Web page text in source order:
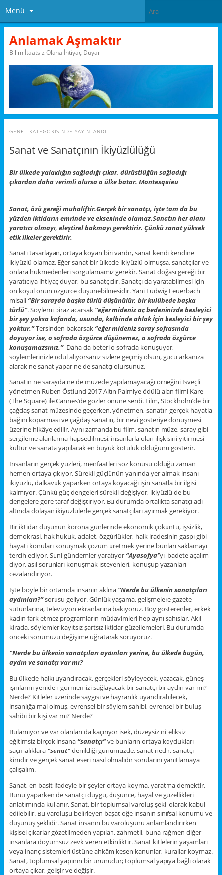
Menü
Anlamak Aşmaktır
Bilim İtaatsiz Olana İhtiyaç Duyar
GENEL KATEGORISINDE YAYINLANDI
Sanat ve Sanatçının İkiyüzlülüğü
Bir ülkede yalaklığın sağladığı çıkar, dürüstlüğün sağladığı
çıkardan daha verimli olursa o ülke batar. Montesquieu
Sanat, özü gereği muhaliftir.Gerçek bir sanatçı, işte tam da bu
yüzden iktidarın emrinde ve ekseninde olamaz.Sanatın her alanı
yaratıcı olmayı, eleştirel bakmayı gerektirir. Çünkü sanat yüksek
etik ilkeler gerektirir.
Sanatı tasarlayan, ortaya koyan biri vardır, sanat kendi kendine
ikiyüzlü olamaz. Eğer sanat bir ülkede ikiyüzlü olmuşsa, sanatçılar ve
onlara hükmedenleri sorgulamamız gerekir. Sanat doğası gereği bir
yaratıcıya ihtiyaç duyar, bu sanatçıdır. Sanatçı da yaratabilmesi için
ön koşul onun özgürce düşünebilmesidir. Yani Ludwig Feuerbach
misali ‘’Bir sarayda başka türlü düşünülür, bir kulübede başka
türlü’’. Söylemi biraz açarsak ‘’eğer mideniz aç bedeninizde besleyici
bir şey yoksa kafanda, usunda, kalbinde ahlak İçin besleyici bir şey
yoktur.”Tersinden bakarsak ‘’eğer mideniz saray sofrasında
doyuyor ise, o sofrada özgürce düşünemez, o sofrada özgürce
konuşamazsınız.’’Daha da beteri o sofrada konuşuyor,
söylemlerinizle ödül alıyorsanız sizlere geçmiş olsun, gücü arkanıza
alarak ne sanat yapar ne de sanatçı olursunuz.
Sanatın ne sarayda ne de müzede yapılamayacağı örneğini İsveçli
yönetmen Ruben Östlund 2017 Altın Palmiye ödülü alan filmi Kare
(The Square) ile Cannes’de gözler önüne serdi. Film, Stockholm’de bir
çağdaş sanat müzesinde geçerken, yönetmen, sanatın gerçek hayatla
bağını koparması ve çağdaş sanatın, bir nevi gösteriye dönüşmesi
üzerine hikâye edilir. Aynı zamanda bu film, sanatın müze, saray gibi
sergileme alanlarına hapsedilmesi, insanlarla olan ilişkisini yitirmesi
kültür ve sanata yapılacak en büyük kötülük olduğunu gösterir.
İnsanların gerçek yüzleri, menfaatleri söz konusu olduğu zaman
hemen ortaya çıkıyor. Sürekli güçlünün yanında yer aImak insanı
ikiyüzlü, dalkavuk yaparken ortaya koyacağı işin sanatla bir ilgisi
kalmıyor. Çünkü güç dengeleri sürekli değişiyor, ikiyüzlü de bu
dengelere göre taraf değiştiriyor. Bu durumda ortalıkta sanatçı adı
altında dolaşan ikiyüzlülerle gerçek sanatçıları ayırmak gerekiyor.
Bir iktidar düşünün korona günlerinde ekonomik çöküntü, işsizlik,
demokrasi, hak hukuk, adalet, özgürlükler, halk iradesinin gaspı gibi
hayati konuları konuşmak çözüm üretmek yerine bunları saklamayı
tercih ediyor. Suni gündemler yaratıyor ‘’Ayasofya’’yı ibadete açalım
diyor, asıl sorunları konuşmak isteyenleri, konuşup yazanları
cezalandırıyor.
İşte böyle bir ortamda insanın aklına “Nerde bu ülkenin sanatçıları
aydınları?”sorusu geliyor. Günlük yaşama, gelişmelere gazete
sütunlarına, televizyon ekranlarına bakıyoruz. Boy gösterenler, erkek
kadın fark etmez programların müdavimleri hep aynı şahıslar. Akıl
kirada, söylemler kayıtsız şartsız iktidar güzellemeleri. Bu durumda
önceki sorumuzu değişime uğratarak soruyoruz.
“Nerde bu ülkenin sanatçıları aydınları yerine, bu ülkede bugün,
aydın ve sanatçı var mı?
Bu ülkede halkı uyandıracak, gerçekleri söyleyecek, yazacak, güneş
ışınlarını yeniden görmemizi sağlayacak bir sanatçı bir aydın var mı?
Nerde? Kitleler üzerinde saygısı ve hayranlık uyandırabilecek,
insanlığa mal olmuş, evrensel bir söylem sahibi, evrensel bir buluş
sahibi bir kişi var mı? Nerde?
Bulamıyor ve var olanları da kaçırıyor isek, düzeysiz niteliksiz
eğitimsiz birçok insana “sanatçı”ve bunların ortaya koydukları
saçmalıklara “sanat”denildiği günümüzde, sanat nedir, sanatçı
kimdir ve gerçek sanat eseri nasıl olmalıdır sorularını yanıtlamaya
çalışalım.
Sanat, en basit ifadeyle bir şeyler ortaya koyma, yaratma demektir.
Bunu yaparken de sanatçı duygu, düşünce, hayal ve güzellikleri
anlatımında kullanır. Sanat, bir toplumsal varoluş şekli olarak kabul
edilebilir. Bu varoluşu belirleyen başat öğe insanın sınıfsal konumu ve
düşünüş şeklidir. Sanat insanın bu varoluşunu anlamlandırırken
kişisel çıkarlar gözetilmeden yapılan, zahmetli, buna rağmen diğer
insanlara doyumsuz zevk veren etkinliktir. Sanat kitlelerin yaşamları
veya inanç sistemleri üstüne ahkâm kesen kanunlar, kurallar koymaz.
Sanat, toplumsal yapının bir ürünüdür; toplumsal yapıya bağlı olarak
ortaya çıkar, gelişir ve değişir.